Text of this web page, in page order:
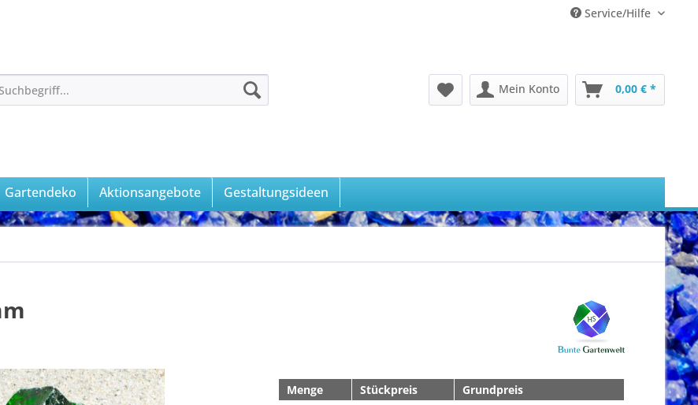
Service/Hilfe
Mein Konto 0,00 € *
Gartendeko Aktionsangebote Gestaltungsideen
Menge Stückpreis
Grundpreis